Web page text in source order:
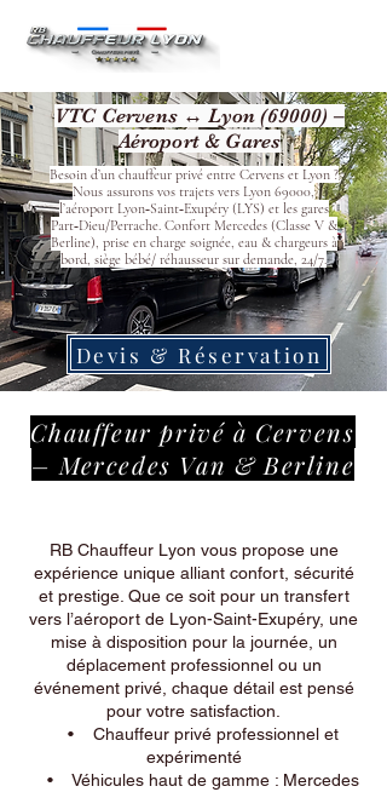
VTC Cervens ↔ Lyon (69000) –
Aéroport & Gares
Besoin d’un chauffeur privé entre Cervens et Lyon ?
Nous assurons vos trajets vers Lyon 69000,
l’aéroport Lyon‑Saint‑Exupéry (LYS) et les gares
Part‑Dieu/Perrache. Confort Mercedes (Classe V &
Berline), prise en charge soignée, eau & chargeurs à
bord, siège bébé/ réhausseur sur demande, 24/7.
Devis & Réservation
Chauffeur privé à Cervens
– Mercedes Van & Berline
RB Chauffeur Lyon vous propose une
expérience unique alliant confort, sécurité
et prestige. Que ce soit pour un transfert
vers l’aéroport de Lyon-Saint-Exupéry, une
mise à disposition pour la journée, un
déplacement professionnel ou un
événement privé, chaque détail est pensé
pour votre satisfaction.
• Chauffeur privé professionnel et
expérimenté
• Véhicules haut de gamme : Mercedes